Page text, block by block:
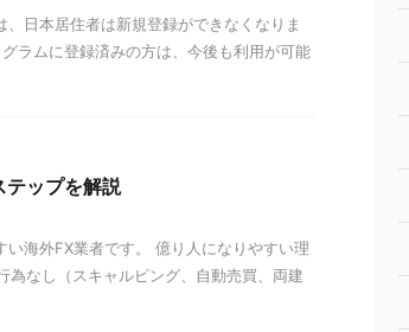
日本居住者は新規登録ができなくなりま
ラムに登録済みの方は、今後も利用が可能
ップを解説
海外FX業者です。 億り人になりやすい理
為なし（スキャルピング、自動売買、両建